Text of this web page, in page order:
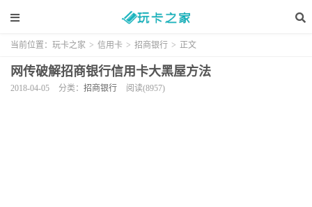
当前位置： 玩卡之家 > 信用卡 > 招商银行 > 正文
网传破解招商银行信用卡大黑屋方法
2018-04-05 分类： 招商银行 阅读(8957)